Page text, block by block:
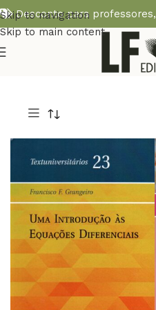
Skip to navigation
Skip to main content
Desconto para professores,